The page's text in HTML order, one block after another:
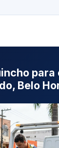
Belo